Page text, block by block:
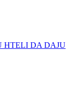
HTELI DA DAJU